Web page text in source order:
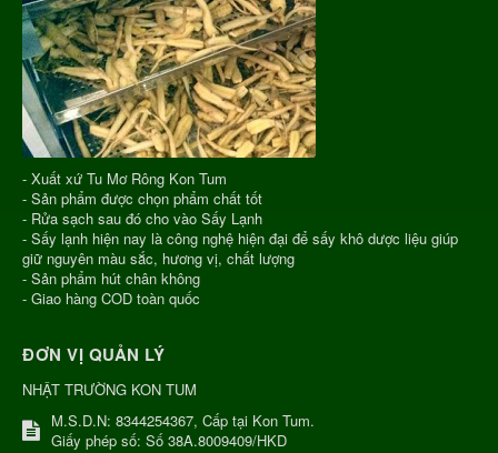
- Xuất xứ Tu Mơ Rông Kon Tum
- Sản phẩm được chọn phẩm chất tốt
- Rửa sạch sau đó cho vào Sấy Lạnh
- Sấy lạnh hiện nay là công nghệ hiện đại để sấy khô dược liệu giúp
giữ nguyên màu sắc, hương vị, chất lượng
- Sản phẩm hút chân không
- Giao hàng COD toàn quốc
ĐƠN VỊ QUẢN LÝ
NHẬT TRƯỜNG KON TUM
M.S.D.N: 8344254367, Cấp tại Kon Tum.
Giấy phép số: Số 38A.8009409/HKD